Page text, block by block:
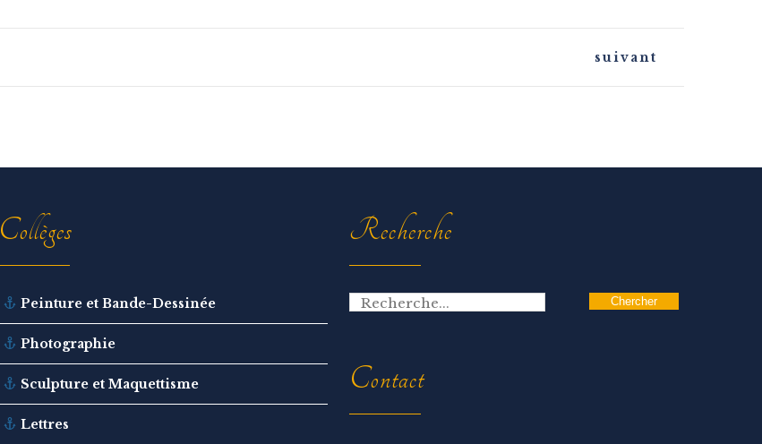
suivant
Collèges
Peinture et Bande-Dessinée
Photographie
Sculpture et Maquettisme
Lettres
Recherche
Contact